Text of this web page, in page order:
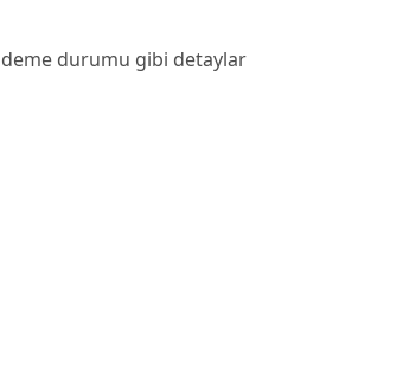
durumu gibi detaylar